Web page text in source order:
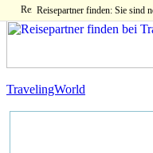
Reisepartner finden: Sie sind
TravelingWorld